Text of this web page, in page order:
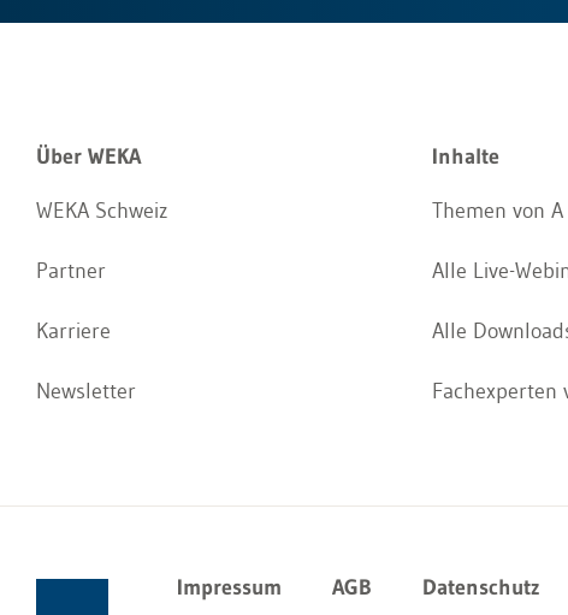
Über WEKA
WEKA Schweiz
Partner
Karriere
Newsletter
Inhalte
Themen von A
Alle Live-
Alle
Fachexperten
Impressum AGB Datenschutz